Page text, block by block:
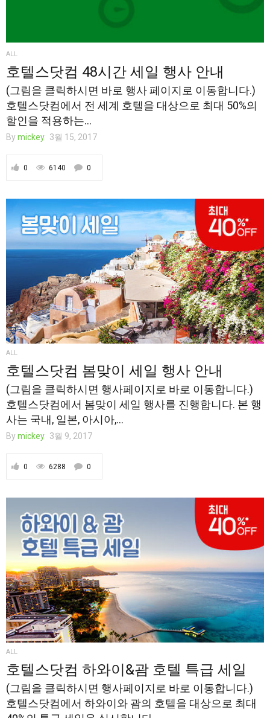
ALL
호텔스닷컴 48시간 세일 행사 안내
(그림을 클릭하시면 바로 행사 페이지로 이동합니다.)
호텔스닷컴에서 전 세계 호텔을 대상으로 최대 50%의
할인을 적용하는...
By mickey 3월 15, 2017
0 6140 0
ALL
호텔스닷컴 봄맞이 세일 행사 안내
(그림을 클릭하시면 행사페이지로 바로 이동합니다.)
호텔스닷컴에서 봄맞이 세일 행사를 진행합니다. 본 행
사는 국내, 일본, 아시아,...
By mickey 3월 9, 2017
0 6288 0
ALL
호텔스닷컴 하와이&괌 호텔 특급 세일
(그림을 클릭하시면 행사페이지로 바로 이동합니다.)
호텔스닷컴에서 하와이와 괌의 호텔을 대상으로 최대